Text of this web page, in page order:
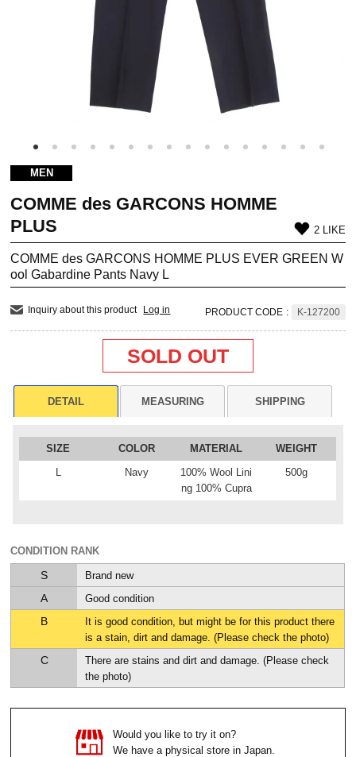
MEN
COMME des GARCONS HOMME
PLUS
2 LIKE
COMME des GARCONS HOMME PLUS EVER GREEN W
ool Gabardine Pants Navy L
Inquiry about this product Log in PRODUCT CODE : K-127200
SOLD OUT
DETAIL MEASURING SHIPPING
SIZE COLOR MATERIAL
WEIGHT
L
Navy
100% Wool Lini
ng 100% Cupra
500g
CONDITION RANK
S Brand new
A Good condition
B
It is good condition, but might be for this product there
is a stain, dirt and damage. (Please check the photo)
C
There are stains and dirt and damage. (Please check
the photo)
Would you like to try it on?
We have a physical store in Japan.